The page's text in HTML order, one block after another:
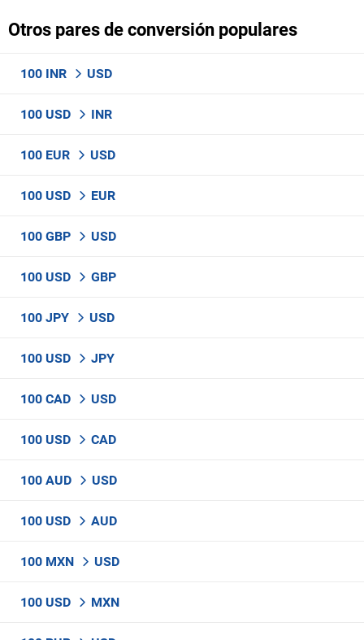
Otros pares de conversión populares
100 INR USD
100 USD INR
100 EUR USD
100 USD EUR
100 GBP USD
100 USD GBP
100 JPY USD
100 USD JPY
100 CAD USD
100 USD CAD
100 AUD USD
100 USD AUD
100 MXN USD
100 USD MXN